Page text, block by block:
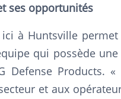
ses opportunités
à Huntsville
qui possède
Defense
et aux